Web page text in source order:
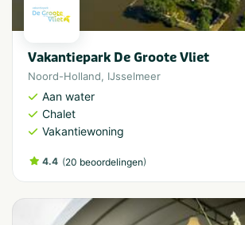
Vakantiepark De Groote Vliet
Noord-Holland, IJsselmeer
Aan water
Chalet
Vakantiewoning
4.4 (20 beoordelingen)